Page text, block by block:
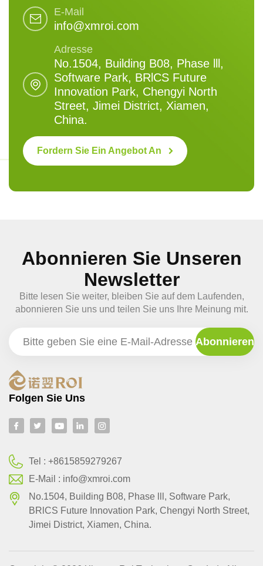
E-Mail
info@xmroi.com
Adresse
No.1504, Building B08, Phase lll,
Software Park, BRlCS Future
Innovation Park, Chengyi North
Street, Jimei District, Xiamen,
China.
Fordern Sie Ein Angebot An
Abonnieren Sie Unseren
Newsletter
Bitte lesen Sie weiter, bleiben Sie auf dem Laufenden,
abonnieren Sie uns und teilen Sie uns Ihre Meinung mit.
Folgen Sie Uns
Tel :+8615859279267
E-Mail : info@xmroi.com
No.1504, Building B08, Phase lll, Software Park,
BRlCS Future Innovation Park, Chengyi North Street,
Jimei District, Xiamen, China.